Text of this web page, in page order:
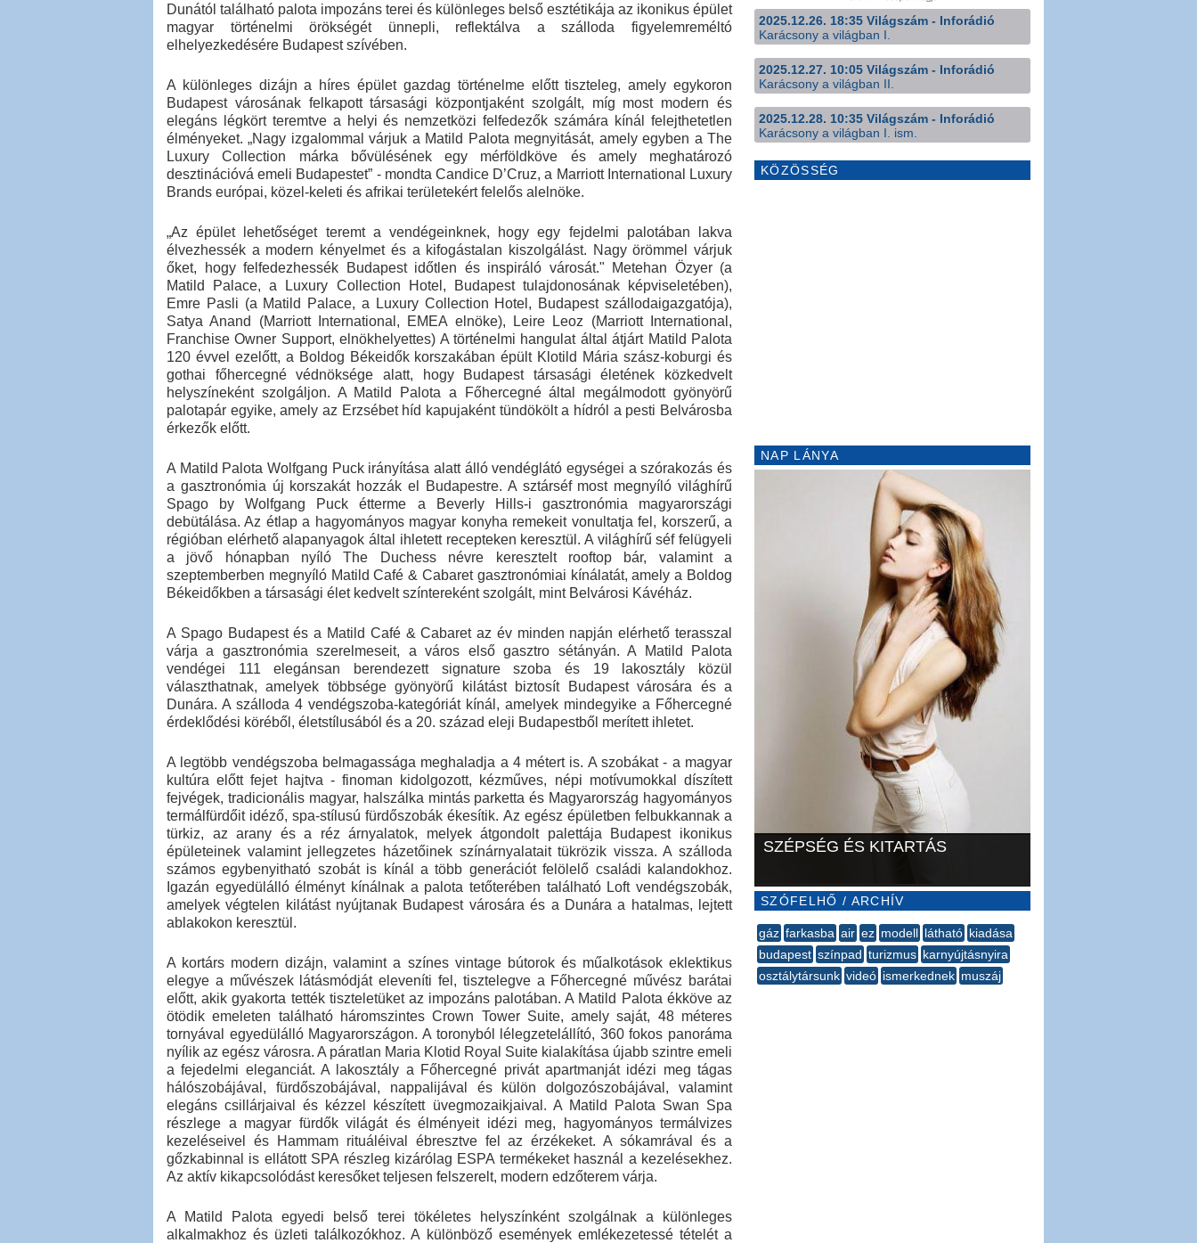
Dunától található palota impozáns terei és különleges belső esztétikája az ikonikus épület
magyar történelmi örökségét ünnepli, reflektálva a szálloda figyelemreméltó
elhelyezkedésére Budapest szívében.
A különleges dizájn a híres épület gazdag történelme előtt tiszteleg, amely egykoron
Budapest városának felkapott társasági központjaként szolgált, míg most modern és
elegáns légkört teremtve a helyi és nemzetközi felfedezők számára kínál felejthetetlen
élményeket. „Nagy izgalommal várjuk a Matild Palota megnyitását, amely egyben a The
Luxury Collection márka bővülésének egy mérföldköve és amely meghatározó
desztinációvá emeli Budapestet” - mondta Candice D’Cruz, a Marriott International Luxury
Brands európai, közel-keleti és afrikai területekért felelős alelnöke.
„Az épület lehetőséget teremt a vendégeinknek, hogy egy fejdelmi palotában lakva
élvezhessék a modern kényelmet és a kifogástalan kiszolgálást. Nagy örömmel várjuk
őket, hogy felfedezhessék Budapest időtlen és inspiráló városát." Metehan Özyer (a
Matild Palace, a Luxury Collection Hotel, Budapest tulajdonosának képviseletében),
Emre Pasli (a Matild Palace, a Luxury Collection Hotel, Budapest szállodaigazgatója),
Satya Anand (Marriott International, EMEA elnöke), Leire Leoz (Marriott International,
Franchise Owner Support, elnökhelyettes) A történelmi hangulat által átjárt Matild Palota
120 évvel ezelőtt, a Boldog Békeidők korszakában épült Klotild Mária szász-koburgi és
gothai főhercegné védnöksége alatt, hogy Budapest társasági életének közkedvelt
helyszíneként szolgáljon. A Matild Palota a Főhercegné által megálmodott gyönyörű
palotapár egyike, amely az Erzsébet híd kapujaként tündökölt a hídról a pesti Belvárosba
érkezők előtt.
A Matild Palota Wolfgang Puck irányítása alatt álló vendéglátó egységei a szórakozás és
a gasztronómia új korszakát hozzák el Budapestre. A sztárséf most megnyíló világhírű
Spago by Wolfgang Puck étterme a Beverly Hills-i gasztronómia magyarországi
debütálása. Az étlap a hagyományos magyar konyha remekeit vonultatja fel, korszerű, a
régióban elérhető alapanyagok által ihletett recepteken keresztül. A világhírű séf felügyeli
a jövő hónapban nyíló The Duchess névre keresztelt rooftop bár, valamint a
szeptemberben megnyíló Matild Café & Cabaret gasztronómiai kínálatát, amely a Boldog
Békeidőkben a társasági élet kedvelt színtereként szolgált, mint Belvárosi Kávéház.
A Spago Budapest és a Matild Café & Cabaret az év minden napján elérhető terasszal
várja a gasztronómia szerelmeseit, a város első gasztro sétányán. A Matild Palota
vendégei 111 elegánsan berendezett signature szoba és 19 lakosztály közül
választhatnak, amelyek többsége gyönyörű kilátást biztosít Budapest városára és a
Dunára. A szálloda 4 vendégszoba-kategóriát kínál, amelyek mindegyike a Főhercegné
érdeklődési köréből, életstílusából és a 20. század eleji Budapestből merített ihletet.
A legtöbb vendégszoba belmagassága meghaladja a 4 métert is. A szobákat - a magyar
kultúra előtt fejet hajtva - finoman kidolgozott, kézműves, népi motívumokkal díszített
fejvégek, tradicionális magyar, halszálka mintás parketta és Magyarország hagyományos
termálfürdőit idéző, spa-stílusú fürdőszobák ékesítik. Az egész épületben felbukkannak a
türkiz, az arany és a réz árnyalatok, melyek átgondolt palettája Budapest ikonikus
épületeinek valamint jellegzetes házetőinek színárnyalatait tükrözik vissza. A szálloda
számos egybenyitható szobát is kínál a több generációt felölelő családi kalandokhoz.
Igazán egyedülálló élményt kínálnak a palota tetőterében található Loft vendégszobák,
amelyek végtelen kilátást nyújtanak Budapest városára és a Dunára a hatalmas, lejtett
ablakokon keresztül.
A kortárs modern dizájn, valamint a színes vintage bútorok és műalkotások eklektikus
elegye a művészek látásmódját eleveníti fel, tisztelegve a Főhercegné művész barátai
előtt, akik gyakorta tették tiszteletüket az impozáns palotában. A Matild Palota ékköve az
ötödik emeleten található háromszintes Crown Tower Suite, amely saját, 48 méteres
tornyával egyedülálló Magyarországon. A toronyból lélegzetelállító, 360 fokos panoráma
nyílik az egész városra. A páratlan Maria Klotid Royal Suite kialakítása újabb szintre emeli
a fejedelmi eleganciát. A lakosztály a Főhercegné privát apartmanját idézi meg tágas
hálószobájával, fürdőszobájával, nappalijával és külön dolgozószobájával, valamint
elegáns csillárjaival és kézzel készített üvegmozaikjaival. A Matild Palota Swan Spa
részlege a magyar fürdők világát és élményeit idézi meg, hagyományos termálvizes
kezeléseivel és Hammam rituáléival ébresztve fel az érzékeket. A sókamrával és a
gőzkabinnal is ellátott SPA részleg kizárólag ESPA termékeket használ a kezelésekhez.
Az aktív kikapcsolódást keresőket teljesen felszerelt, modern edzőterem várja.
A Matild Palota egyedi belső terei tökéletes helyszínként szolgálnak a különleges
alkalmakhoz és üzleti találkozókhoz. A különböző események emlékezetessé tételét a
2025.12.26. 18:35 Világszám - Inforádió
Karácsony a világban I.
2025.12.27. 10:05 Világszám - Inforádió
Karácsony a világban II.
2025.12.28. 10:35 Világszám - Inforádió
Karácsony a világban I. ism.
KÖZÖSSÉG
NAP LÁNYA
SZÉPSÉG ÉS KITARTÁS
SZÓFELHŐ / ARCHÍV
gáz farkasba air ez modell látható kiadása
budapest színpad turizmus karnyújtásnyira
osztálytársunk videó ismerkednek muszáj